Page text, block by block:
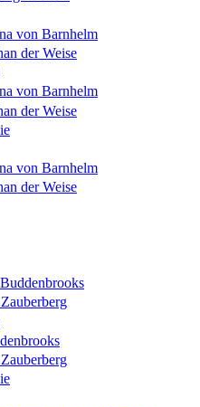
von Barnhelm
der Weise
von Barnhelm
der Weise
von Barnhelm
der Weise